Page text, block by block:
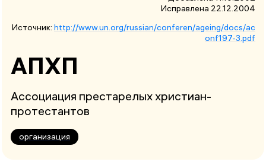
Исправлена 22.12.2004
Источник: http://www.un.org/russian/conferen/ageing/docs/ac
onf197-3.pdf
АПХП
Ассоциация престарелых христиан-
протестантов
организация